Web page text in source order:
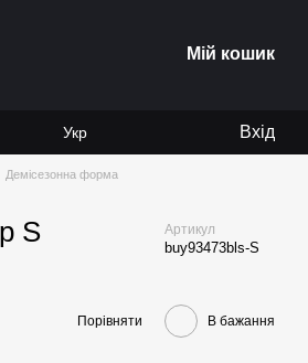
Мій кошик
Укр Вхід
Демісезонна форма
S Артикул
buy93473bls-S
Порівняти В бажання